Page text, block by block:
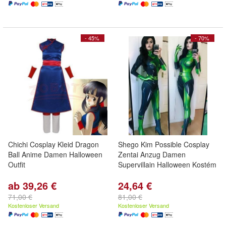
- 45%
Chichi Cosplay Kleid Dragon
Ball Anime Damen Halloween
Outfit
ab 39,26 €
71,00 €
Kostenloser Versand
- 70%
Shego Kim Possible Cosplay
Zentai Anzug Damen
Supervillain Halloween Kostém
24,64 €
81,00 €
Kostenloser Versand